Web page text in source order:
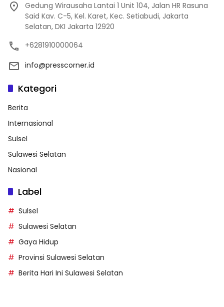
Gedung Wirausaha Lantai 1 Unit 104, Jalan HR Rasuna
Said Kav. C-5, Kel. Karet, Kec. Setiabudi, Jakarta
Selatan, DKI Jakarta 12920
+6281910000064
info@presscorner.id
Kategori
Berita
Internasional
Sulsel
Sulawesi Selatan
Nasional
Label
Sulsel
Sulawesi Selatan
Gaya Hidup
Provinsi Sulawesi Selatan
Berita Hari Ini Sulawesi Selatan